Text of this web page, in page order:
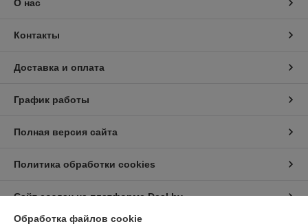
О нас
Контакты
Доставка и оплата
График работы
Полная версия сайта
Политика обработки cookies
Сайт создан на платформе Deal.by
Обработка файлов cookie